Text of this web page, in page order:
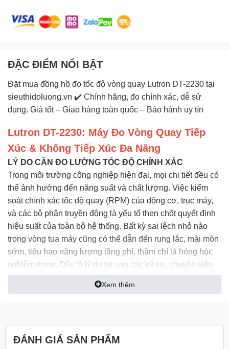
ĐẶC ĐIỂM NỔI BẬT
Đặt mua đồng hồ đo tốc độ vòng quay Lutron DT-2230 tại
sieuthidoluong.vn ✔️ Chính hãng, đo chính xác, dễ sử
dụng. Giá tốt – Giao hàng toàn quốc – Bảo hành uy tín
Lutron DT-2230: Máy Đo Vòng Quay Tiếp
Xúc & Không Tiếp Xúc Đa Năng
LÝ DO CẦN ĐO LƯỜNG TỐC ĐỘ CHÍNH XÁC
Trong môi trường công nghiệp hiện đại, mọi chi tiết đều có
thể ảnh hưởng đến năng suất và chất lượng. Việc kiểm
soát chính xác tốc độ quay (RPM) của động cơ, trục máy,
và các bộ phận truyền động là yếu tố then chốt quyết định
hiệu suất của toàn bộ hệ thống. Bất kỳ sai lệch nhỏ nào
trong vòng tua máy cũng có thể dẫn đến rung lắc, mài mòn
sớm, tiêu hao năng lượng lãng phí, thậm chí là hỏng hóc
nghiêm trọng. Đây là lý do tại sao các kỹ sư, chuyên viên
bảo trì và quản lý chất lượng luôn tìm kiếm một giải pháp
đo lường tốc độ không chỉ chính xác mà còn phải linh hoạt,
Sức Mạnh Của Sự Đa Năng:Lutron DT-2230
Nếu bạn đang tìm kiếm một thiết bị có thể xử lý mọi tình
Xem thêm
ĐÁNH GIÁ SẢN PHẨM